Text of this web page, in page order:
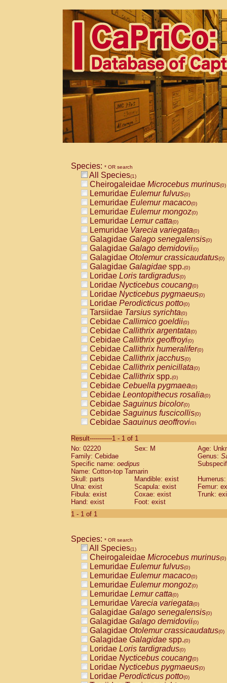
Species: * OR search
All Species(1)
Cheirogaleidae Microcebus murinus(0)
Lemuridae Eulemur fulvus(0)
Lemuridae Eulemur macaco(0)
Lemuridae Eulemur mongoz(0)
Lemuridae Lemur catta(0)
Lemuridae Varecia variegata(0)
Galagidae Galago senegalensis(0)
Galagidae Galago demidovii(0)
Galagidae Otolemur crassicaudatus(0)
Galagidae Galagidae spp.(0)
Loridae Loris tardigradus(0)
Loridae Nycticebus coucang(0)
Loridae Nycticebus pygmaeus(0)
Loridae Perodicticus potto(0)
Tarsiidae Tarsius syrichta(0)
Cebidae Callimico goeldii(0)
Cebidae Callithrix argentata(0)
Cebidae Callithrix geoffroyi(0)
Cebidae Callithrix humeralifer(0)
Cebidae Callithrix jacchus(0)
Cebidae Callithrix penicillata(0)
Cebidae Callithrixspp.(0)
Cebidae Cebuella pygmaea(0)
Cebidae Leontopithecus rosalia(0)
Cebidae Saguinus bicolor(0)
Cebidae Saguinus fuscicollis(0)
Cebidae Saguinus geoffroyi(0)
CebidaeSaguinus labiatus(0)
Cebidae Saguinus leucopus (0)
Cebidae
CebidaeSaguinus mystax
Cebidae Saguinus nigricollis (0)
Cebidae Saguinus oedipus
Cebidae Saguinus weddelli
Cebidae Saguinusspp.
Cebidae
CebidaeCebus capucinus
CebidaeCebus nigrivittatus
CebidaeCebus spp.(0)
CebidaeSaimiri boliviensis(0)
CebidaeSaimiri sciureus(0)
AtelidaeAlouatta caraya(0)
AtelidaeAlouatta fusca(0)
AtelidaeAlouatta seniculus(0)
AtelidaeAlouattaspp.(0)
AtelidaeAteles belzebuth(0)
AtelidaeAteles geoffroyi(0)
AtelidaeAteles paniscus(0)
AtelidaeAtelesspp.(0)
AtelidaeLagothrix lagothricha(0)
AtelidaeLagothrix lagothricha cana
PitheciidaeCacajao calvus
Result-----------1 - 1 of 1
No: 02220
Sex: M
Age:
Family: Cebidae
Genus:
Specific name: oedipus
Name: Cotton-top Tamarin
Skull: parts
Mandible: exist
Ulna: exist
Scapula: exist
Femur:
Fibula: exist
Coxae: exist
Trunk:
Hand: exist
Foot: exist
1 - 1 of 1
Species: * OR search
All Species(1)
Cheirogaleidae Microcebus murinus(0)
Lemuridae Eulemur fulvus(0)
Lemuridae Eulemur macaco(0)
Lemuridae Eulemur mongoz(0)
Lemuridae Lemur catta(0)
Lemuridae Varecia variegata(0)
Galagidae Galago senegalensis(0)
Galagidae Galago demidovii(0)
Galagidae Otolemur crassicaudatus(0)
Galagidae Galagidae spp.(0)
Loridae Loris tardigradus(0)
Loridae Nycticebus coucang(0)
Loridae Nycticebus pygmaeus(0)
Loridae Perodicticus potto(0)